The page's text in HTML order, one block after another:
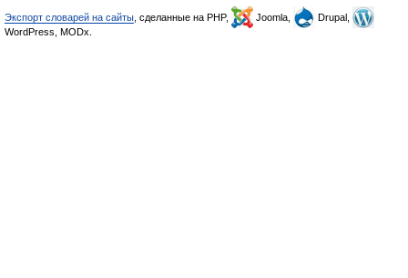
Экспорт словарей на сайты , сделанные на PHP, Joomla,
Drupal,
WordPress, MODx.